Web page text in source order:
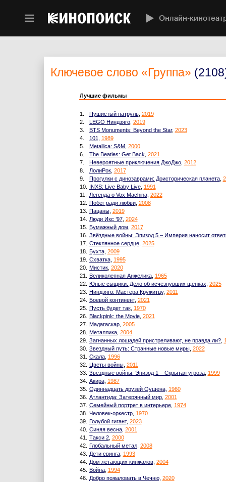
Онлайн-
Ключевое слово «Группа»
Лучшие фильмы
1. Пушистый патруль, 2019
2.
LEGO Ниндзяго, 2019
3.
BTS Monuments: Beyond the Star, 2023
4.
101
1989
5.
Metallica: S&M, 2000
6.
The Beatles: Get Back 2021
7.
Невероятные приключения ДжоДжо, 2012
8.
ЛолиРок, 2017
9.
Прогулки с динозаврами: Доисторическая планета,
10.
INXS: Live Baby Live, 1991
11.
Легенда о Vox Machina, 2022
12. Побег ради любви, 2008
13. Пацаны, 2019
14.
Люди Икс ’97, 2024
15. Бумажный дом 2017
16. Звёздные войны: Эпизод 5 – Империя наносит
17. Стеклянное сердце, 2025
18. Бухта, 2009
19. Схватка, 1995
20. Мистик, 2020
21.
Великолепная Анжелика, 1965
22. Юные сыщики. Дело об исчезнувших щенках 2025
23. Ниндзяго: Мастера Кружитцу, 2011
24. Боевой континент, 2021
25. Пусть будет так, 1970
26. Blackpink: the Movie, 2021
27. Мадагаскар, 2005
28. Металлика, 2004
29. Загнанных лошадей пристреливают, не правда ли?,
30. Звездный путь: Странные новые миры, 2022
31.
Скала, 1996
32. Цветы войны, 2011
33. Звёздные войны: Эпизод 1 – Скрытая угроза, 1999
34. Акира, 1987
35. Одиннадцать друзей Оушена, 1960
36. Атлантида: Затерянный мир, 2001
37. Семейный портрет в интерьере, 1974
38. Человек-оркестр, 1970
39. Голубой гигант, 2023
40. Синяя весна, 2001
41.
Такси 2, 2000
42. Глобальный метал, 2008
43.
Дети свинга, 1993
44.
Дом летающих кинжалов, 2004
45. Война, 1994
46.
Добро пожаловать в Чечню, 2020